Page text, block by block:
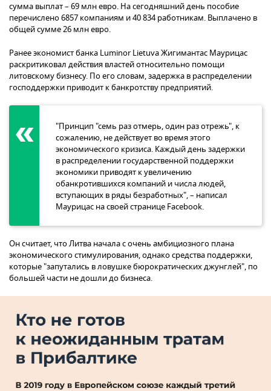
сумма выплат – 69 млн евро. На сегодняшний день пособие
перечислено 6857 компаниям и 40 834 работникам. Выплачено в
общей сумме 26 млн евро.
Ранее экономист банка Luminor Lietuva Жигимантас Маурицас
раскритиковал действия властей относительно помощи
литовскому бизнесу. По его словам, задержка в распределении
господдержки приводит к банкротству предприятий.
"Принцип "семь раз отмерь, один раз отрежь", к
сожалению, не действует во время этого
экономического кризиса. Каждый день задержки
в распределении государственной поддержки
экономики приводят к увеличению
обанкротившихся компаний и числа людей,
вступающих в ряды безработных", – написал
Маурицас на своей странице Facebook.
Он считает, что Литва начала с очень амбициозного плана
экономического стимулирования, однако средства поддержки,
которые "запутались в ловушке бюрократических джунглей", по
большей части не дошли до бизнеса.